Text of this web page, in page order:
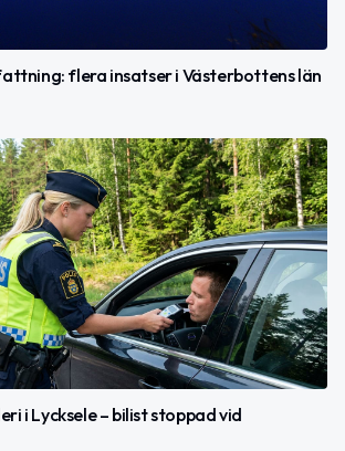
flera insatser i Västerbottens län
i Lycksele – bilist stoppad vid